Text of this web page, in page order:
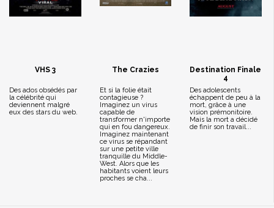
VHS 3
Des ados obsédés par
la célébrité qui
deviennent malgré
eux des stars du web.
The Crazies
Et si la folie était
contagieuse ?
Imaginez un virus
capable de
transformer n'importe
qui en fou dangereux.
Imaginez maintenant
ce virus se répandant
sur une petite ville
tranquille du Middle-
West. Alors que les
habitants voient leurs
proches se cha...
Destination Finale
4
Des adolescents
échappent de peu à la
mort, grâce à une
vision prémonitoire.
Mais la mort a décidé
de finir son travail...